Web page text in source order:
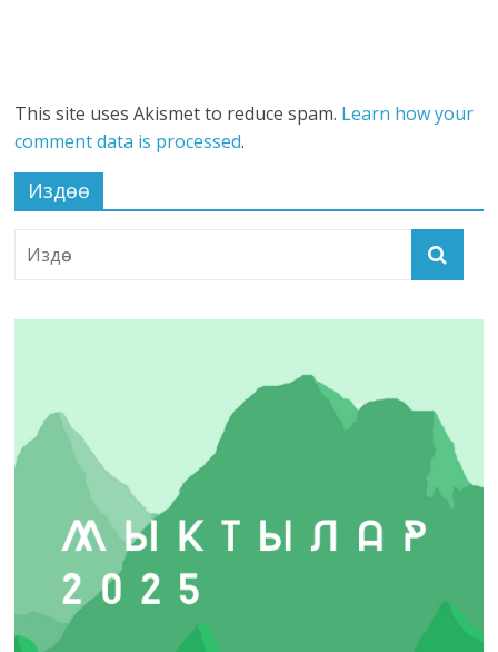
This site uses Akismet to reduce spam. Learn how your
comment data is processed.
Издөө